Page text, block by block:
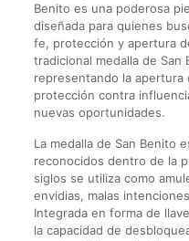
Benito es una poderosa
diseñada para quienes
fe, protección y apertura
tradicional medalla de San
representando la
protección contra
nuevas oportunidades.
La medalla de San Benito
reconocidos dentro de la
siglos se utiliza como
envidias, malas
Integrada en forma de
la capacidad de